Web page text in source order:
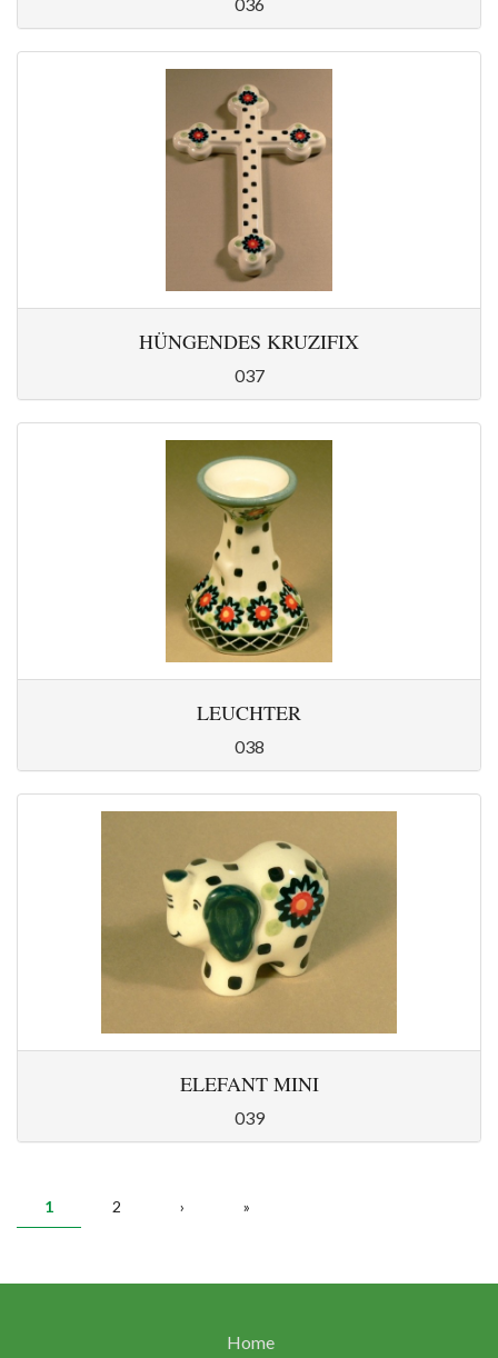
HÜNGENDES KRUZIFIX
037
LEUCHTER
038
ELEFANT MINI
039
SEITEN
1 2 › »
Home